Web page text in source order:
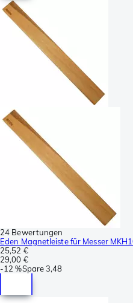
24 Bewertungen
Eden Magnetleiste für Messer
25,52 €
29,00 €
-12 %Spare3,48